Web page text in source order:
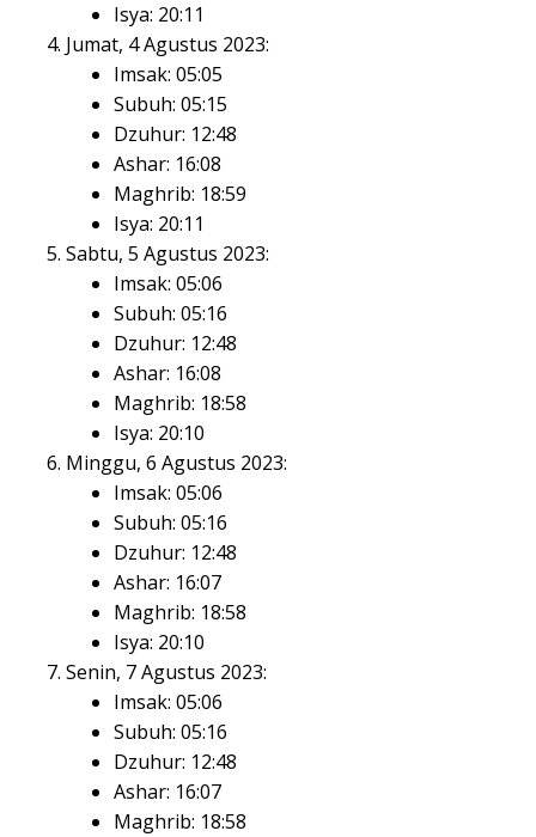
Isya: 20:11
Jumat, 4 Agustus 2023:
Imsak: 05:05
Subuh: 05:15
Dzuhur: 12:48
Ashar: 16:08
Maghrib: 18:59
Isya: 20:11
Sabtu, 5 Agustus 2023:
Imsak: 05:06
Subuh: 05:16
Dzuhur: 12:48
Ashar: 16:08
Maghrib: 18:58
Isya: 20:10
Minggu, 6 Agustus 2023:
Imsak: 05:06
Subuh: 05:16
Dzuhur: 12:48
Ashar: 16:07
Maghrib: 18:58
Isya: 20:10
Senin, 7 Agustus 2023:
Imsak: 05:06
Subuh: 05:16
Dzuhur: 12:48
Ashar: 16:07
Maghrib: 18:58